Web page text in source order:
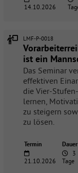
14.10.2026
LMF-P-0018
ist ein
Das Seminar
effektiven
die Vier-
lernen,
zu steigern
zu lösen.
Termin Dauer
21.10.2026
3
Tage